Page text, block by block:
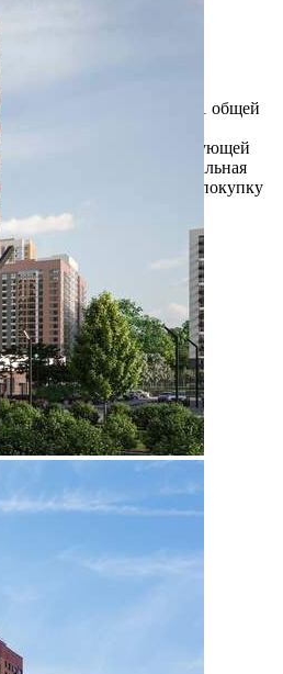
Д.5
на карте
Кладовая номер 141 общей
в Южная Битца.
на покупку 2-й и последующей
предоставляется специальная
или последующую покупку
первого об...
д.5